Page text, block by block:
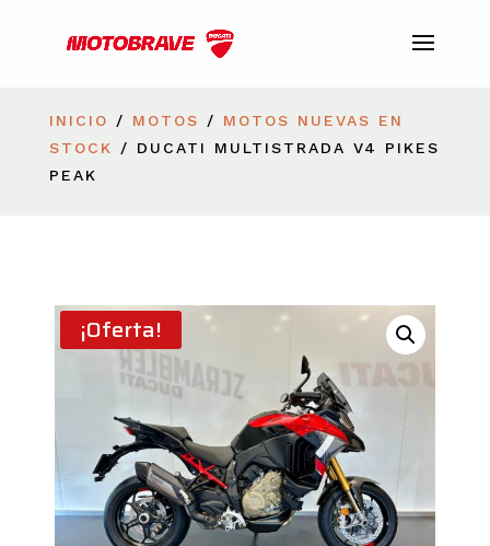
INICIO / MOTOS / MOTOS NUEVAS EN
STOCK
/ DUCATI MULTISTRADA V4 PIKES
PEAK
¡Oferta!